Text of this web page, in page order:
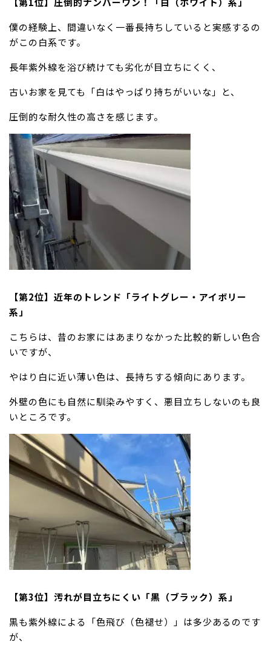
僕の経験上、間違いなく一番長持ちしていると実感するの
がこの白系です。
長年紫外線を浴び続けても劣化が目立ちにくく、
古いお家を見ても「白はやっぱり持ちがいいな」と、
圧倒的な耐久性の高さを感じます。
【第2位】近年のトレンド「ライトグレー・アイボリー
系」
こちらは、昔のお家にはあまりなかった比較的新しい色合
いですが、
やはり白に近い薄い色は、長持ちする傾向にあります。
外壁の色にも自然に馴染みやすく、悪目立ちしないのも良
いところです。
【第3位】汚れが目立ちにくい「黒（ブラック）系」
黒も紫外線による「色飛び（色褪せ）」は多少あるのです
が、